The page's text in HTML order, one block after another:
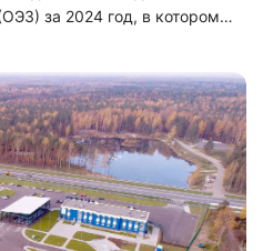
за 2024 год, в котором
в стране особых
типа (ОЭЗ
Петербурга составила